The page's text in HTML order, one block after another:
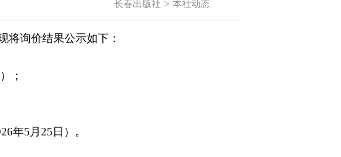
长春出版社 > 本社动态
将询价结果公示如下：
；
年5月25日）。